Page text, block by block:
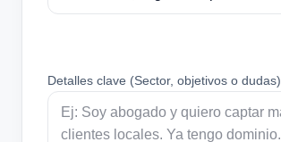
Detalles clave (Sector, objetivos o dudas)